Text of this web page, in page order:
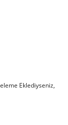
Eklediyseniz,